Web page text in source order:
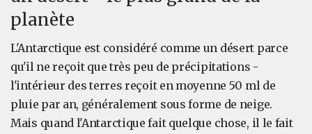
planète
L'Antarctique est considéré comme un désert parce
qu'il ne reçoit que très peu de précipitations -
l'intérieur des terres reçoit en moyenne 50 ml de
pluie par an, généralement sous forme de neige.
Mais quand l'Antarctique fait quelque chose, il le fait